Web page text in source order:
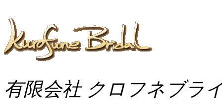
有限会社 クロフネブラ